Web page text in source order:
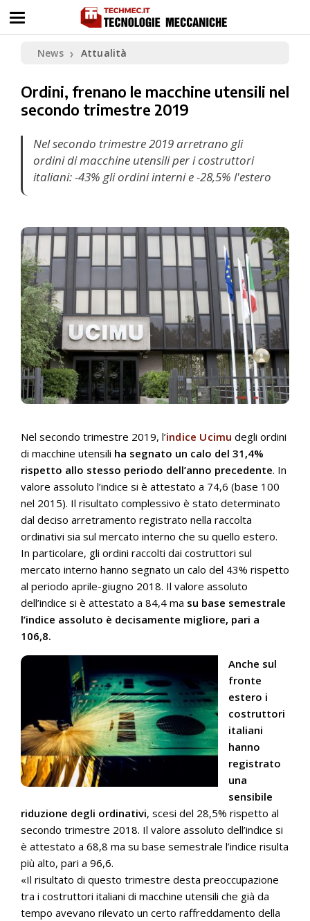
News ❯ Attualità
Ordini, frenano le macchine utensili nel
secondo trimestre 2019
Nel secondo trimestre 2019 arretrano gli
ordini di macchine utensili per i costruttori
italiani: -43% gli ordini interni e -28,5% l'estero
Nel secondo trimestre 2019, l’indice Ucimu degli ordini
di macchine utensili ha segnato un calo del 31,4%
rispetto allo stesso periodo dell’anno precedente. In
valore assoluto l’indice si è attestato a 74,6 (base 100
nel 2015). Il risultato complessivo è stato determinato
dal deciso arretramento registrato nella raccolta
ordinativi sia sul mercato interno che su quello estero.
In particolare, gli ordini raccolti dai costruttori sul
mercato interno hanno segnato un calo del 43% rispetto
al periodo aprile-giugno 2018. Il valore assoluto
dell’indice si è attestato a 84,4 ma su base semestrale
l’indice assoluto è decisamente migliore, pari a
106,8.
Anche sul
fronte
estero i
costruttori
italiani
hanno
registrato
una
sensibile
riduzione degli ordinativi, scesi del 28,5% rispetto al
secondo trimestre 2018. Il valore assoluto dell’indice si
è attestato a 68,8 ma su base semestrale l’indice risulta
più alto, pari a 96,6.
«Il risultato di questo trimestre desta preoccupazione
tra i costruttori italiani di macchine utensili che già da
tempo avevano rilevato un certo raffreddamento della